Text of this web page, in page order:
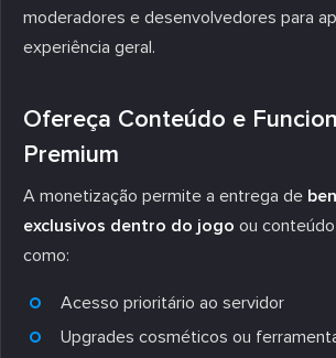
moderadores e desenvolvedores para
experiência geral.
Ofereça Conteúdo e
Premium
A monetização permite a entrega de
exclusivos dentro do jogo ou
como:
Acesso prioritário ao servidor
Upgrades cosméticos ou